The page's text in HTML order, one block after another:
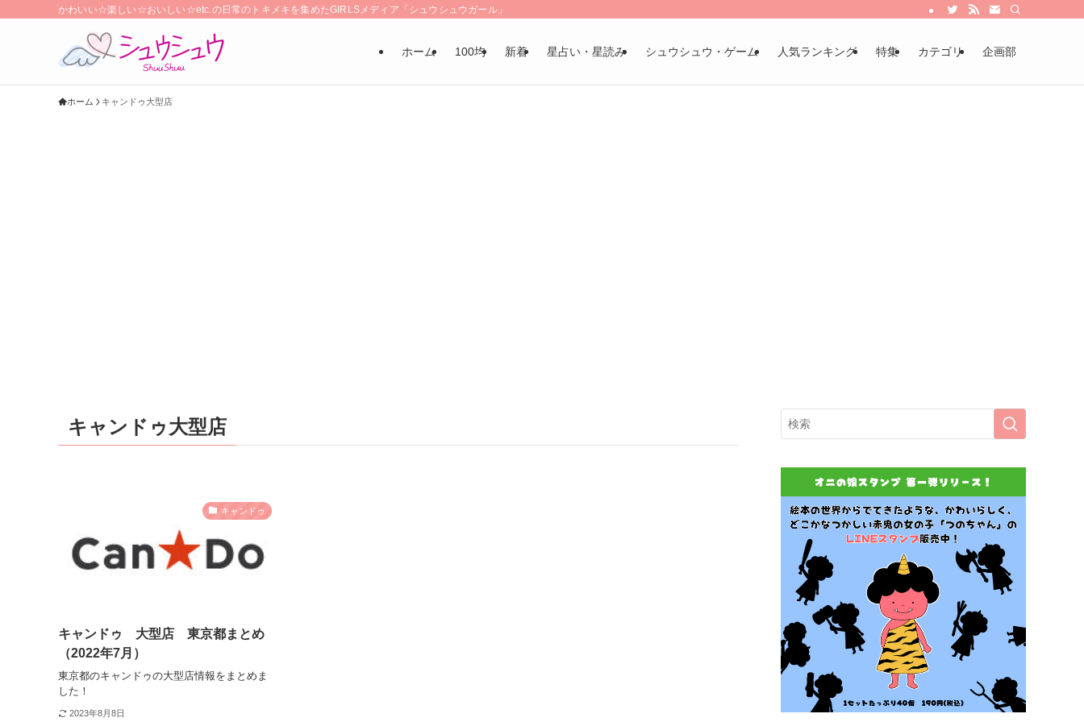
かわいい☆楽しい☆おいしい☆etc.の日常のトキメキを集めたGIRLSメディア「シュウシュウガール」
ホーム 100均 新着 星占い・星読み シュウシュウ・ゲーム 人気ランキング 特集 カテゴリ 企画部
ホーム キャンドゥ大型店
キャンドゥ大型店
キャンドゥ
キャンドゥ 大型店 東京都まとめ
（2022年7月）
東京都のキャンドゥの大型店情報をまとめま
した！
2023年8月8日